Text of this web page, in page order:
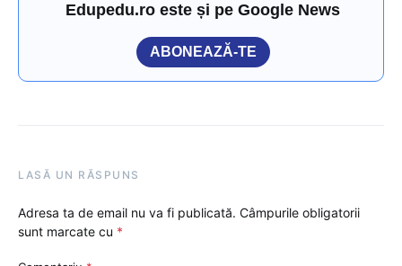
Edupedu.ro este și pe Google News
ABONEAZĂ-TE
LASĂ UN RĂSPUNS
Adresa ta de email nu va fi publicată. Câmpurile obligatorii
sunt marcate cu *